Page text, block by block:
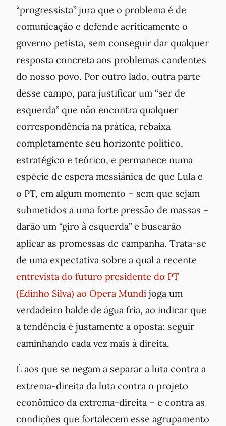
“progressista” jura que o problema é de
comunicação e defende acriticamente o
governo petista, sem conseguir dar qualquer
resposta concreta aos problemas candentes
do nosso povo. Por outro lado, outra parte
desse campo, para justificar um “ser de
esquerda” que não encontra qualquer
correspondência na prática, rebaixa
completamente seu horizonte político,
estratégico e teórico, e permanece numa
espécie de espera messiânica de que Lula e
o PT, em algum momento – sem que sejam
submetidos a uma forte pressão de massas –
darão um “giro à esquerda” e buscarão
aplicar as promessas de campanha. Trata-se
de uma expectativa sobre a qual a recente
entrevista do futuro presidente do PT
(Edinho Silva) ao Opera Mundi joga um
verdadeiro balde de água fria, ao indicar que
a tendência é justamente a oposta: seguir
caminhando cada vez mais à direita.
É aos que se negam a separar a luta contra a
extrema-direita da luta contra o projeto
econômico da extrema-direita – e contra as
condições que fortalecem esse agrupamento